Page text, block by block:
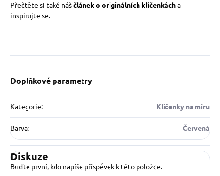
Přečtěte si také náščlánek o originálních klíčenkácha
inspirujte se.
Doplňkové parametry
Kategorie: Klíčenky na míru
Barva: Červená
Diskuze
Buďte první, kdo napíše příspěvek k této položce.